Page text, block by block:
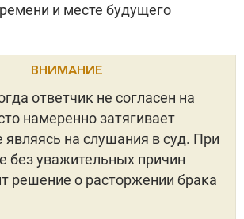
и месте будущего
ВНИМАНИЕ
ответчик не согласен на
намеренно затягивает
являясь на слушания в суд. При
без уважительных причин
решение о расторжении брака